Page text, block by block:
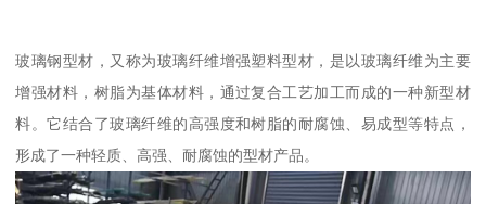
玻璃钢型材，又称为玻璃纤维增强塑料型材，是以玻璃纤维为主要
增强材料，树脂为基体材料，通过复合工艺加工而成的一种新型材
料。它结合了玻璃纤维的高强度和树脂的耐腐蚀、易成型等特点，
形成了一种轻质、高强、耐腐蚀的型材产品。